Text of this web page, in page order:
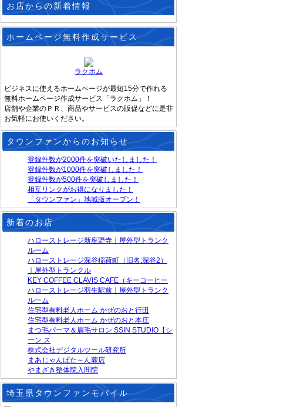
お店からの新着情報
ホームページ無料作成サービス
ラクホム
ビジネスに使えるホームページが最短15分で作れる
無料ホームページ作成サービス「ラクホム」！
店舗や企業のＰＲ、商品やサービスの販促などに是非
お気軽にお使いください。
タウンファンからのお知らせ
登録件数が2000件を突破いたしました！
登録件数が1000件を突破しました！
登録件数が500件を突破しました！
相互リンクがお得になりました！
「タウンファン」地域版オープン！
新着のお店
ハローストレージ新座野寺｜屋外型トランク
ルーム
ハローストレージ深谷稲荷町（旧名:深谷2）
｜屋外型トランクル
KEY COFFEE CLAVIS CAFE（キーコーヒー
ハローストレージ羽生駅前｜屋外型トランク
ルーム
住宅型有料老人ホーム かぜのおと行田
住宅型有料老人ホーム かぜのおと本庄
まつ毛パーマ＆眉毛サロン SSIN STUDIO【シ
ーン ス
株式会社デジタルツール研究所
まあじゃんぱた～ん蕨店
やまざき整体院入間院
埼玉県タウンファンモバイル